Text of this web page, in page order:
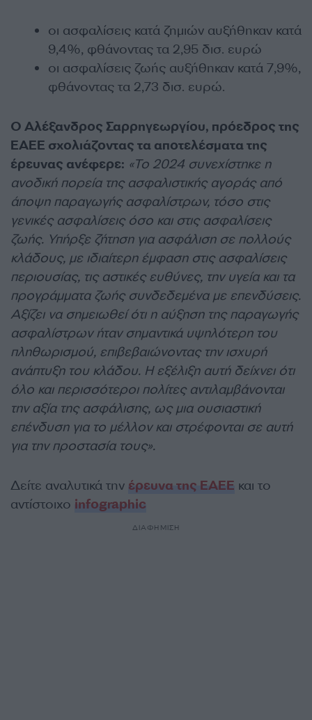
οι ασφαλίσεις κατά ζημιών αυξήθηκαν κατά
9,4%, φθάνοντας τα 2,95 δισ. ευρώ
οι ασφαλίσεις ζωής αυξήθηκαν κατά 7,9%,
φθάνοντας τα 2,73 δισ. ευρώ.
Ο Αλέξανδρος Σαρρηγεωργίου, πρόεδρος της
ΕΑΕΕ σχολιάζοντας τα αποτελέσματα της
έρευνας ανέφερε: «Το 2024 συνεχίστηκε η
ανοδική πορεία της ασφαλιστικής αγοράς από
άποψη παραγωγής ασφαλίστρων, τόσο στις
γενικές ασφαλίσεις όσο και στις ασφαλίσεις
ζωής. Υπήρξε ζήτηση για ασφάλιση σε πολλούς
κλάδους, με ιδιαίτερη έμφαση στις ασφαλίσεις
περιουσίας, τις αστικές ευθύνες, την υγεία και τα
προγράμματα ζωής συνδεδεμένα με επενδύσεις.
Αξίζει να σημειωθεί ότι η αύξηση της παραγωγής
ασφαλίστρων ήταν σημαντικά υψηλότερη του
πληθωρισμού, επιβεβαιώνοντας την ισχυρή
ανάπτυξη του κλάδου. Η εξέλιξη αυτή δείχνει ότι
όλο και περισσότεροι πολίτες αντιλαμβάνονται
την αξία της ασφάλισης, ως μια ουσιαστική
επένδυση για το μέλλον και στρέφονται σε αυτή
για την προστασία τους».
Δείτε αναλυτικά την έρευνα της ΕΑΕΕ και το
αντίστοιχο infographic
ΔΙΑΦΗΜΙΣΗ